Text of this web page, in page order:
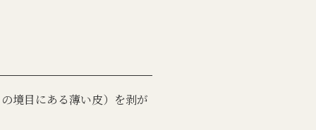
境目にある薄い皮）を剥が